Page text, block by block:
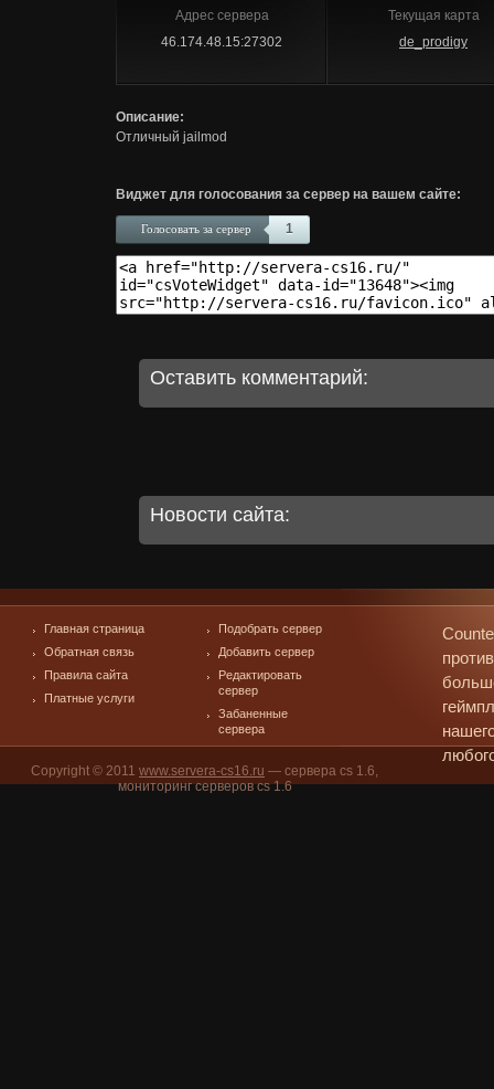
Адрес сервера
46.174.48.15:27302
Текущая карта
de_prodigy
Описание:
Отличный jailmod
Виджет для голосования за сервер на вашем сайте:
1
Голосовать за сервер
Оставить комментарий:
Новости сайта:
Главная страница
Обратная связь
Правила сайта
Платные услуги
Подобрать сервер
Добавить сервер
Редактировать
сервер
Забаненные
сервера
Copyright © 2011 www.servera-cs16.ru — сервера cs 1.6,
мониторинг серверов cs 1.6